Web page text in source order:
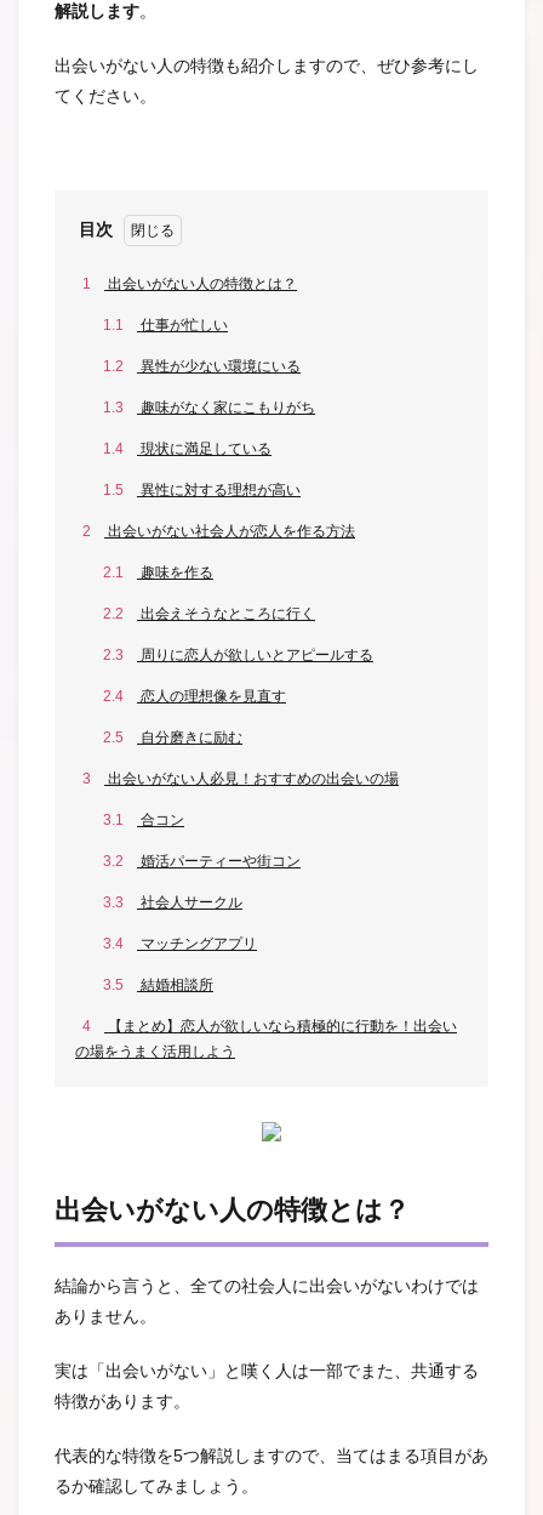
解説します。
出会いがない人の特徴も紹介しますので、ぜひ参考にし
てください。
目次
1 出会いがない人の特徴とは？
1.1 仕事が忙しい
1.2 異性が少ない環境にいる
1.3 趣味がなく家にこもりがち
1.4 現状に満足している
1.5 異性に対する理想が高い
2 出会いがない社会人が恋人を作る方法
2.1 趣味を作る
2.2 出会えそうなところに行く
2.3 周りに恋人が欲しいとアピールする
2.4 恋人の理想像を見直す
2.5 自分磨きに励む
3 出会いがない人必見！おすすめの出会いの場
3.1 合コン
3.2 婚活パーティーや街コン
3.3 社会人サークル
3.4 マッチングアプリ
3.5 結婚相談所
4
【まとめ】恋人が欲しいなら積極的に行動を！出会い
の場をうまく活用しよう
出会いがない人の特徴とは？
結論から言うと、全ての社会人に出会いがないわけでは
ありません。
実は「出会いがない」と嘆く人は一部でまた、共通する
特徴があります。
代表的な特徴を5つ解説しますので、当てはまる項目があ
るか確認してみましょう。